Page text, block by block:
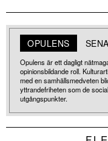
OPULENS
Opulens är ett dagligt
opinionsbildande roll.
med en samhällsmedveten
yttrandefriheten som de
utgångspunkter.